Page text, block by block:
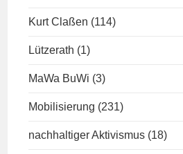
Kurt Claßen (114)
Lützerath (1)
MaWa BuWi (3)
Mobilisierung (231)
nachhaltiger Aktivismus (18)